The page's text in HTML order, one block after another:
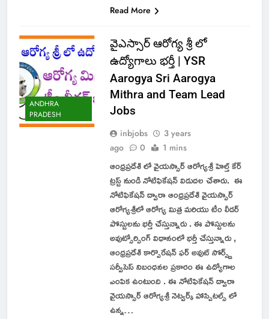
Read More
ANDHRA
PRADESH
వైఎస్సార్ ఆరోగ్య శ్రీ లో
ఉద్యోగాలు భర్తీ | YSR
Aarogya Sri Aarogya
Mithra and Team Lead
Jobs
inbjobs
3 years
ago
0 1 mins
ఆంధ్రప్రదేశ్ లో వైయస్సార్ ఆరోగ్యశ్రీ హెల్త్ కేర్
ట్రస్ట్ నుండి నోటిఫికేషన్ విడుదల చేశారు. ఈ
నోటిఫికేషన్ ద్వారా ఆంధ్రప్రదేశ్ వైయస్సార్
ఆరోగ్యశ్రీలో ఆరోగ్య మిత్ర మరియు టీం లీడర్
పోస్టులను భర్తీ చేస్తున్నారు . ఈ పోస్టులను
అవుట్సోర్సింగ్ విధానంలో భర్తీ చేస్తున్నారు ,
ఆంధ్రప్రదేశ్ కార్పొరేషన్ ఫర్ అవుట్ సోర్స్డ్
సర్వీసెస్ నిబంధనల ప్రకారం ఈ ఉద్యోగాల
ఎంపిక ఉంటుంది . ఈ నోటిఫికేషన్ ద్వారా
వైయస్సార్ ఆరోగ్యశ్రీ నెట్వర్క్ హాస్పిటల్స్ లో
ఉన్న…